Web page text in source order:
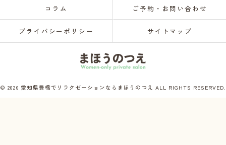
コラム ご予約・お問い合わせ
プライバシーポリシー サイトマップ
© 2026 愛知県豊橋でリラクゼーションならまほうのつえ ALL RIGHTS RESERVED.